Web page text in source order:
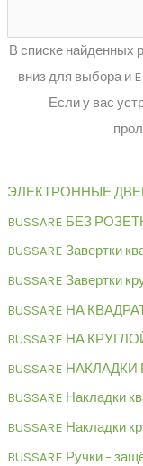
В списке найденных
вниз для выбора и
Если у вас
ЭЛЕКТРОННЫЕ
BUSSARE БЕЗ
BUSSARE Завертки
BUSSARE Завертки
BUSSARE НА
BUSSARE НА
BUSSARE
BUSSARE Накладки
BUSSARE Накладки
BUSSARE Ручки –